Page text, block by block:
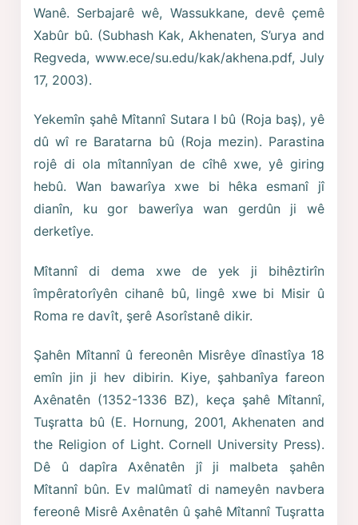
Wanê. Serbajarê wê, Wassukkane, devê çemê
Xabûr bû. (Subhash Kak, Akhenaten, S’urya and
Regveda, www.ece/su.edu/kak/akhena.pdf, July
17, 2003).
Yekemîn şahê Mîtannî Sutara I bû (Roja baş), yê
dû wî re Baratarna bû (Roja mezin). Parastina
rojê di ola mîtannîyan de cîhê xwe, yê giring
hebû. Wan bawarîya xwe bi hêka esmanî jî
dianîn, ku gor bawerîya wan gerdûn ji wê
derketîye.
Mîtannî di dema xwe de yek ji bihêztirîn
împêratorîyên cihanê bû, lingê xwe bi Misir û
Roma re davît, şerê Asorîstanê dikir.
Şahên Mîtannî û fereonên Misrêye dînastîya 18
emîn jin ji hev dibirin. Kiye, şahbanîya fareon
Axênatên (1352-1336 BZ), keça şahê Mîtannî,
Tuşratta bû (E. Hornung, 2001, Akhenaten and
the Religion of Light. Cornell University Press).
Dê û dapîra Axênatên jî ji malbeta şahên
Mîtannî bûn. Ev malûmatî di nameyên navbera
fereonê Misrê Axênatên û şahê Mîtannî Tuşratta